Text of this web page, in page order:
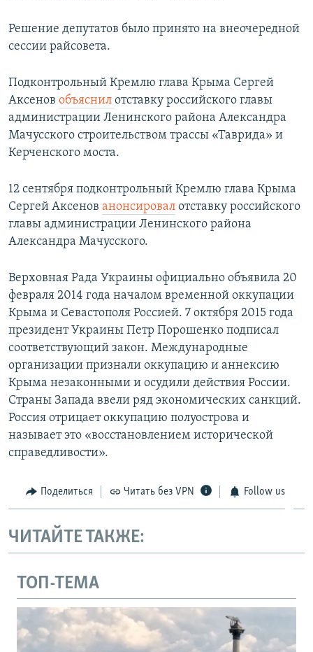
Все сайты RFE/RL
Решение депутатов было принято на внеочередной
сессии райсовета.
Подконтрольный Кремлю глава Крыма Сергей
Аксенов объяснил отставку российского главы
администрации Ленинского района Александра
Мачусского строительством трассы «Таврида» и
Керченского моста.
​12 сентября подконтрольный Кремлю глава Крыма
Сергей Аксенов анонсировал отставку российского
главы администрации Ленинского района
Александра Мачусского.
Верховная Рада Украины официально объявила 20
февраля 2014 года началом временной оккупации
Крыма и Севастополя Россией. 7 октября 2015 года
президент Украины Петр Порошенко подписал
соответствующий закон. Международные
организации признали оккупацию и аннексию
Крыма незаконными и осудили действия России.
Страны Запада ввели ряд экономических санкций.
Россия отрицает оккупацию полуострова и
называет это «восстановлением исторической
справедливости».
Поделиться Читать без VPN Follow us
ЧИТАЙТЕ ТАКЖЕ:
ТОП-ТЕМА